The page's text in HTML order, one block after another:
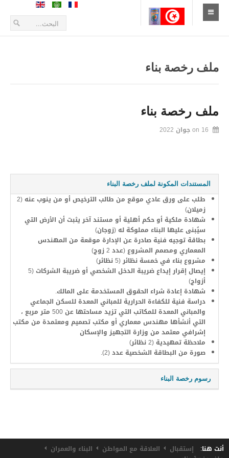
الإستقبال
أخبار
أعلانات و بلاغات
طلبات العروض
التعريف بالمدينة
تاريخ المدينة
زيارة المدينة
الحياة الإقتصادية
المدينة بالأرقام
المنشأت
الجمعيات و المنظمات
التعريف بالبلدية
تاريخ الإحداث
مثال التهيئة
التنظيم الهيكلي
الخطط الوظيفية
المنشآت الرياضية
ملف رخصة بناء
ملف رخصة بناء
on 16 جوان 2022
المستندات المكونة لملف رخصة البناء
طلب على ورق عادي موقع من طالب الترخيص أو من ينوب عنه (2
زميلان)
شهادة ملكية أو حكم أهلية أو مستند آخر يثبت أن الأرض التي
سيُبنى عليها البناء مملوكة له (زوجان)
بطاقة توجيه فنية صادرة عن الإدارة موقعة من المهندس
المعماري ومصمم المشروع (عدد 2 زوج)
مشروع بناء في خمسة نظائر (5 نظائر)
إيصال إقرار إيداع ضريبة الدخل الشخصي أو ضريبة الشركات (5
أزواج)
شهادة إعادة شراء الحقوق المستخدمة على المالك.
دراسة فنية للكفاءة الحرارية للمباني المعدة للسكن الجماعي
والمباني المعدة للمكاتب التي تزيد مساحتها عن 500 متر مربع ،
التي أنشأها مهندس معماري أو مكتب تصميم ومعتمدة من مكتب
إشرافي معتمد من وزارة التجهيز والإسكان
ملاحظة تمهيدية (2 نظائر)
صورة من البطاقة الشخصية عدد (2).
رسوم رخصة البناء
0.100 د / م²
15.000
من 1 إلى 100 متر
مربع
أنت هنا: إستقبال العلاقة مع المواطن
البناء والعمران